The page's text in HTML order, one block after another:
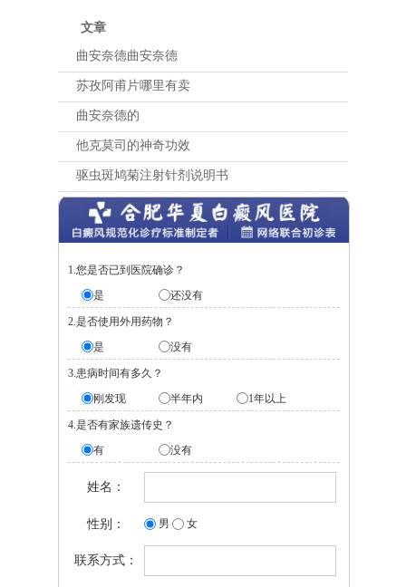
文章
曲安奈德曲安奈德
苏孜阿甫片哪里有卖
曲安奈德的
他克莫司的神奇功效
驱虫斑鸠菊注射针剂说明书
1.您是否已到医院确诊？
是
还没有
2.是否使用外用药物？
是
没有
3.患病时间有多久？
刚发现
半年内 1年以上
4.是否有家族遗传史？
有
没有
姓名：
性别： 男 女
联系方式：